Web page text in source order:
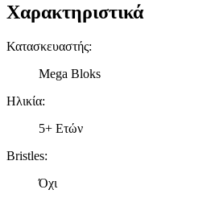
Χαρακτηριστικά
Κατασκευαστής:
Mega Bloks
Ηλικία:
5+ Ετών
Bristles:
Όχι